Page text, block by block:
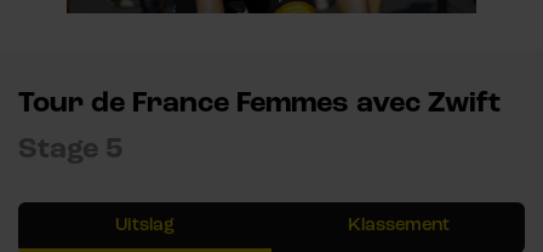
Tour de France Femmes avec Zwift
Stage 5
Uitslag Klassement